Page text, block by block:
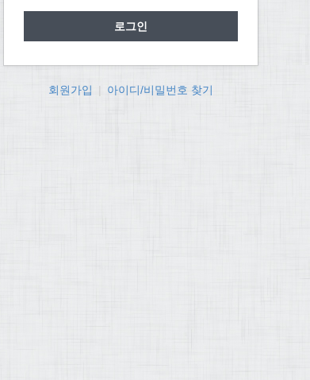
회원가입 | 아이디/비밀번호 찾기